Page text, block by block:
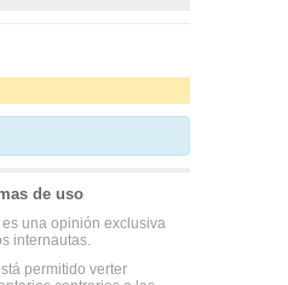
de uso
es una opinión exclusiva
internautas.
permitido verter